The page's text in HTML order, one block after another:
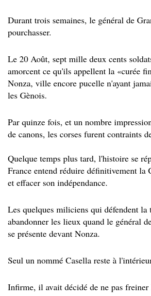
Durant trois semaines, le général de
pourchasser.
Le 20 Août, sept mille deux cents
amorcent ce qu'ils appellent la «curée
Nonza, ville encore pucelle n'ayant
les Gènois.
Par quinze fois, et un nombre
de canons, les corses furent contraints
Quelque temps plus tard, l'histoire se
France entend réduire définitivement la
et effacer son indépendance.
Les quelques miliciens qui défendent la
abandonner les lieux quand le général
se présente devant Nonza.
Seul un nommé Casella reste à
Infirme, il avait décidé de ne pas freiner